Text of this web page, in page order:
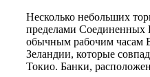
Несколько небольших
пределами Соединенных
обычным рабочим часам
Зеландии, которые
Токио. Банки,